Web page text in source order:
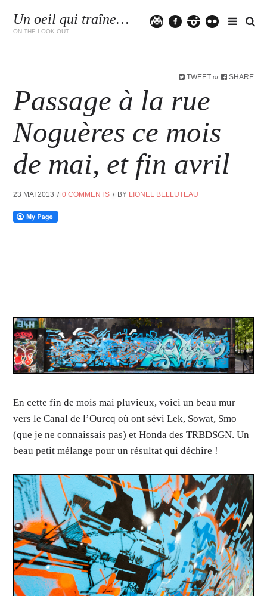
Un oeil qui traîne…
ON THE LOOK OUT…
TWEET or SHARE
Passage à la rue
Noguères ce mois
de mai, et fin avril
23 MAI 2013 0 COMMENTS BY LIONEL BELLUTEAU
En cette fin de mois mai pluvieux, voici un beau mur
vers le Canal de l’Ourcq où ont sévi Lek, Sowat, Smo
(que je ne connaissais pas) et Honda des TRBDSGN. Un
beau petit mélange pour un résultat qui déchire !